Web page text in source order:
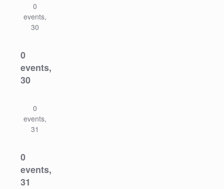
0
events,
30
0
events,
30
0
events,
31
0
events,
31